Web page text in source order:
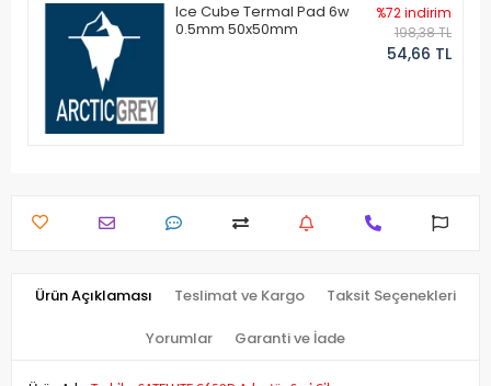
Ice Cube Termal Pad 6w
0.5mm 50x50mm
%72 indirim
198,38 TL
54,66 TL
Ürün Açıklaması Teslimat ve Kargo Taksit Seçenekleri
Yorumlar Garanti ve İade